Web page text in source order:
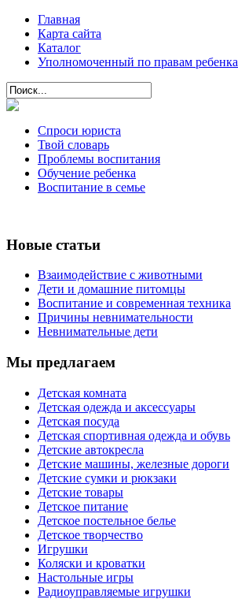
Главная
Карта сайта
Каталог
Уполномоченный по правам ребенка
Спроси юриста
Твой словарь
Проблемы воспитания
Обучение ребенка
Воспитание в семье
Новые статьи
Взаимодействие с животными
Дети и домашние питомцы
Воспитание и современная техника
Причины невнимательности
Невнимательные дети
Мы предлагаем
Детская комната
Детская одежда и аксессуары
Детская посуда
Детская спортивная одежда и обувь
Детские автокресла
Детские машины, железные дороги
Детские сумки и рюкзаки
Детские товары
Детское питание
Детское постельное белье
Детское творчество
Игрушки
Коляски и кроватки
Настольные игры
Радиоуправляемые игрушки